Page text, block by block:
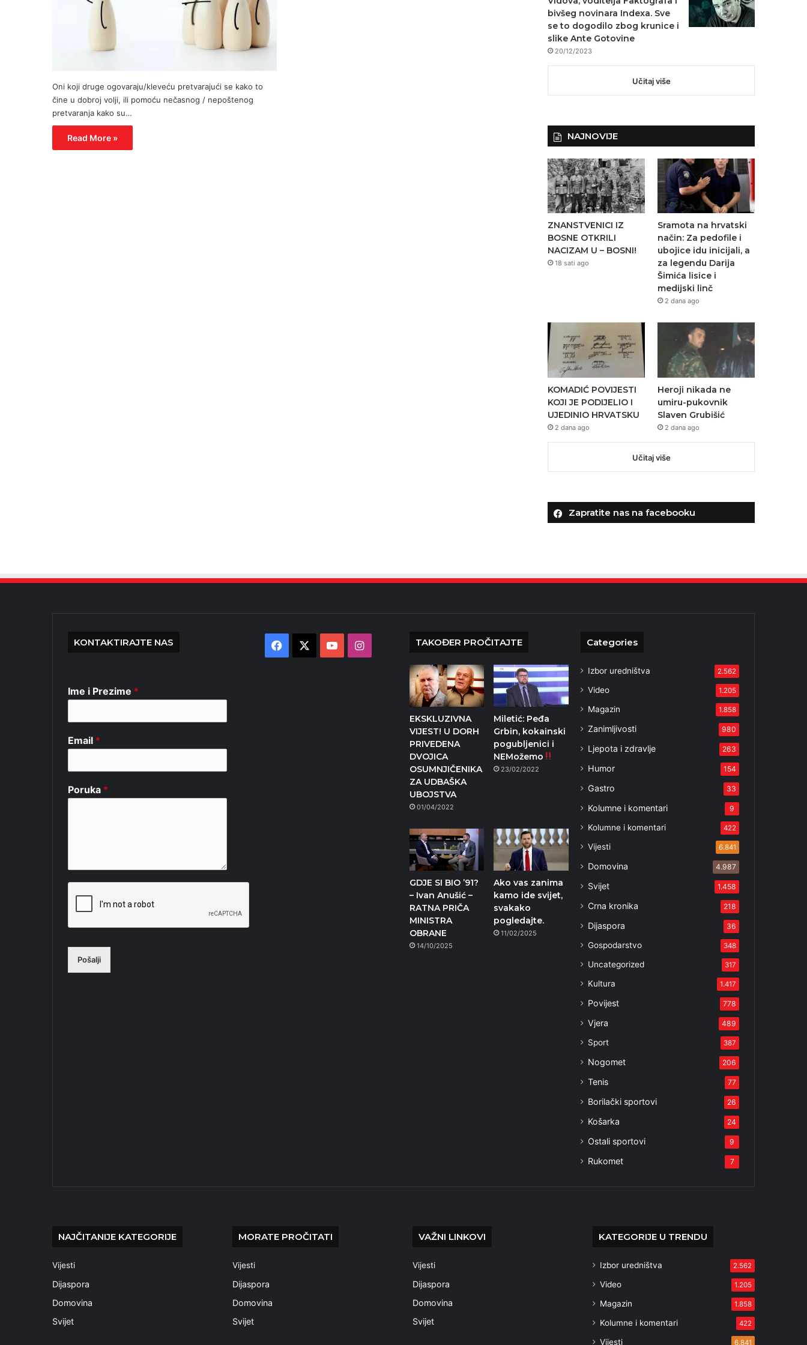
Oni koji druge ogovaraju/kleveću pretvarajući se kako to
čine u dobroj volji, ili pomoću nečasnog / nepoštenog
pretvaranja kako su…
Read More »
bivšeg novinara Indexa. Sve
se to dogodilo zbog krunice i
slike Ante Gotovine
20/12/2023
Učitaj više
NAJNOVIJE
ZNANSTVENICI IZ
BOSNE OTKRILI
NACIZAM U – BOSNI!
18 sati ago
Sramota na hrvatski
način: Za pedofile i
ubojice idu inicijali, a
za legendu Darija
Šimića lisice i
medijski linč
2 dana ago
KOMADIĆ POVIJESTI
KOJI JE PODIJELIO I
UJEDINIO HRVATSKU
2 dana ago
Heroji nikada ne
umiru-pukovnik
Slaven Grubišić
2 dana ago
Učitaj više
Zapratite nas na facebooku
KONTAKTIRAJTE NAS
Ime i Prezime *
Email *
Poruka *
Pošalji
Facebook YouTubeInstagram TAKOĐER PROČITAJTE
EKSKLUZIVNA
VIJEST! U DORH
PRIVEDENA
DVOJICA
OSUMNJIČENIKA
ZA UDBAŠKA
UBOJSTVA
01/04/2022
Miletić: Peđa
Grbin, kokainski
pogubljenici i
NEMožemo
23/02/2022
GDJE SI BIO ’91?
– Ivan Anušić –
RATNA PRIČA
MINISTRA
OBRANE
14/10/2025
Ako vas zanima
kamo ide svijet,
svakako
pogledajte.
11/02/2025
Categories
Izbor uredništva 2.562
Video 1.205
Magazin 1.858
Zanimljivosti 980
Ljepota i zdravlje 263
Humor 154
Gastro 33
Kolumne i komentari 9
Kolumne i komentari 422
Vijesti 6.841
Domovina 4.987
Svijet 1.458
Crna kronika 218
Dijaspora 36
Gospodarstvo 348
Uncategorized 317
Kultura 1.417
Povijest 778
Vjera 489
Sport 387
Nogomet 206
Tenis 77
Borilački sportovi 26
Košarka 24
Ostali sportovi 9
Rukomet 7
NAJČITANIJE KATEGORIJE
Vijesti
Dijaspora
Domovina
Svijet
MORATE PROČITATI
Vijesti
Dijaspora
Domovina
Svijet
VAŽNI LINKOVI
Vijesti
Dijaspora
Domovina
Svijet
KATEGORIJE U TRENDU
Izbor uredništva 2.562
Video 1.205
Magazin 1.858
Kolumne i komentari 422
Vijesti 6.841